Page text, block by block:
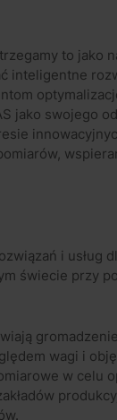
to jako
inteligentne
jako swojego
i usług
świecie przy
wagi i
w celu